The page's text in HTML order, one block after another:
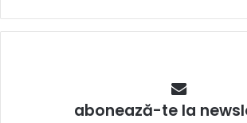
abonează-te la